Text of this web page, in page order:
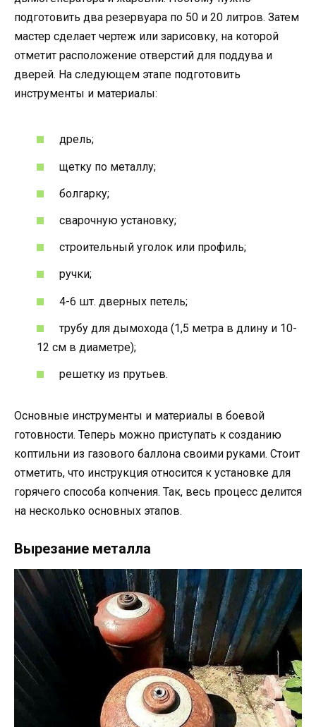
подготовить два резервуара по 50 и 20 литров. Затем
мастер сделает чертеж или зарисовку, на которой
отметит расположение отверстий для поддува и
дверей. На следующем этапе подготовить
инструменты и материалы:
дрель;
щетку по металлу;
болгарку;
сварочную установку;
строительный уголок или профиль;
ручки;
4-6 шт. дверных петель;
трубу для дымохода (1,5 метра в длину и 10-
12 см в диаметре);
решетку из прутьев.
Основные инструменты и материалы в боевой
готовности. Теперь можно приступать к созданию
коптильни из газового баллона своими руками. Стоит
отметить, что инструкция относится к установке для
горячего способа копчения. Так, весь процесс делится
на несколько основных этапов.
Вырезание металла